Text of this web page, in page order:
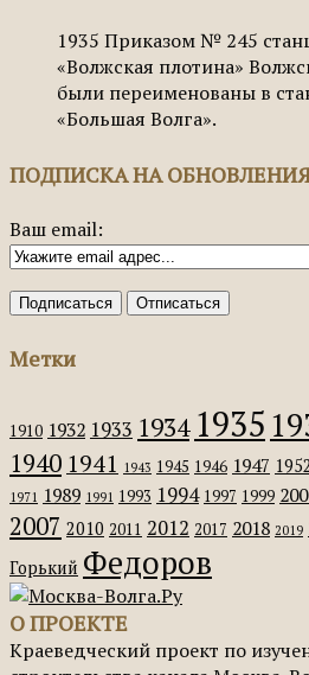
1935 Приказом № 245
«Волжская плотина»
были переименованы в
«Большая Волга».
ПОДПИСКА НА
Ваш email:
Метки
1910 1932 1933 1934 1935
1940 1941 1943 1945 1946 1947
1971 1989 1991 1993 1994 1997 1999
2007 2010 2011 2012 2017 2018 2019
Горький Федоров
О ПРОЕКТЕ
Краеведческий проект по